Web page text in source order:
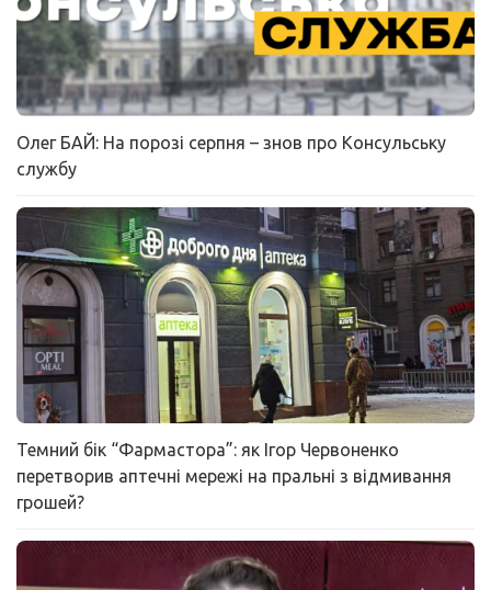
Олег БАЙ: На порозі серпня – знов про Консульську
службу
Темний бік “Фармастора”: як Ігор Червоненко
перетворив аптечні мережі на пральні з відмивання
грошей?